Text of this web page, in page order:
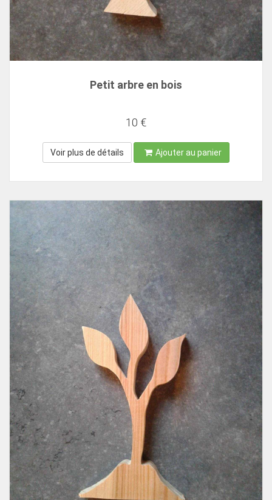
Petit arbre en bois
10 €
Voir plus de détails Ajouter au panier